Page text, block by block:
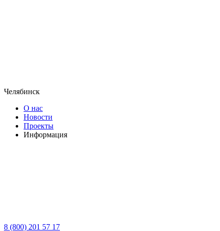
Челябинск
О нас
Новости
Проекты
Информация
8 (800) 201 57 17